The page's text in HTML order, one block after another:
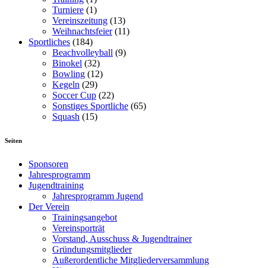
Turniere (1)
Vereinszeitung (13)
Weihnachtsfeier(11)
Sportliches (184)
Beachvolleyball (9)
Binokel (32)
Bowling (12)
Kegeln (29)
Soccer Cup (22)
Sonstiges Sportliche (65)
Squash (15)
Seiten
Sponsoren
Jahresprogramm
Jugendtraining
Jahresprogramm Jugend
Der Verein
Trainingsangebot
Vereinsporträt
Vorstand, Ausschuss & Jugendtrainer
Gründungsmitglieder
Außerordentliche Mitgliederversammlung